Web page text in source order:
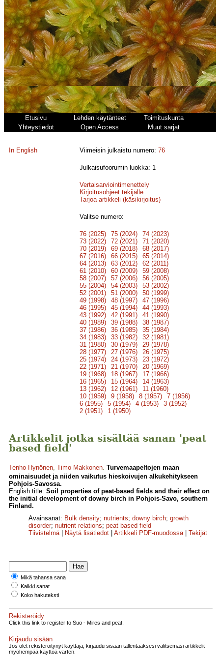
Etusivu Lehden käytänteet
Toimituskunta
Yhteystiedot
Open Access Muut sarjat
In English Viimeisin julkaistu numero:76
Julkaisufoorumin luokka: 1
Vertaisarviointimenettely
Kirjoitusohjeet tekijälle
Tarjoa artikkeli (käsikirjoitus)
Valitse numero:
76 (2025) 75 (2024)
74 (2023)
73 (2022)
72 (2021)
71 (2020)
70 (2019)
69 (2018)
68 (2017)
67 (2016)
66 (2015)
65 (2014)
64 (2013)
63 (2012)
62 (2011)
61 (2010)
60 (2009)
59 (2008)
58 (2007)
57 (2006)
56 (2005)
55 (2004)
54 (2003)
53 (2002)
52 (2001)
51 (2000)
50 (1999)
49 (1998)
48 (1997)
47 (1996)
46 (1995)
45 (1994)
44 (1993)
43 (1992)
42 (1991)
41 (1990)
40 (1989)
39 (1988)
38 (1987)
37 (1986)
36 (1985)
35 (1984)
34 (1983)
33 (1982)
32 (1981)
31 (1980)
30 (1979)
29 (1978)
28 (1977)
27 (1976)
26 (1975)
25 (1974)
24 (1973)
23 (1972)
22 (1971)
21 (1970)
20 (1969)
19 (1968)
18 (1967)
17 (1966)
16 (1965)
15 (1964)
14 (1963)
13 (1962)
12 (1961)
11 (1960)
10 (1959)
9 (1958) 8 (1957)
7 (1956)
6 (1955)
5 (1954) 4 (1953)
3 (1952)
2 (1951)
1 (1950)
Artikkelit jotka sisältää sanan 'peat
based field'
Tenho Hynönen, Timo Makkonen. Turvemaapeltojen maan
ominaisuudet ja niiden vaikutus hieskoivujen alkukehitykseen
Pohjois-Savossa.
English title: Soil properties of peat-based fields and their effect on
the initial development of downy birch in Pohjois-Savo, southern
Finland.
Avainsanat: Bulk density; nutrients; downy birch; growth
disorder; nutrient relations; peat based field
Tiivistelmä| Näytä lisätiedot Artikkeli PDF-muodossa| Tekijät
Mikä tahansa sana
Kaikki sanat
Koko hakuteksti
Rekisteröidy
Click this link to register to Suo - Mires and peat.
Kirjaudu sisään
Jos olet rekisteröitynyt käyttäjä, kirjaudu sisään tallentaaksesi valitsemasi artikkelit
myöhempää käyttöä varten.